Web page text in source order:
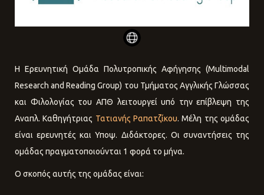
Η Eρευνητική Ομάδα Πολυτροπικής Αφήγησης (Multimodal
Research and Reading Group) του Τμήματος Αγγλικής Γλώσσας
και Φιλολογίας του ΑΠΘ λειτουργεί υπό την επίβλεψη της
Αναπλ. Καθηγήτριας Τατιανής Ραπατζίκου. Μέλη της ομάδας
είναι ερευνητές και Υποψ. Διδάκτορες. Οι συναντήσεις της
ομάδας πραγματοποιούνται 1 φορά το μήνα.
Ο σκοπός αυτής της ομάδας είναι: